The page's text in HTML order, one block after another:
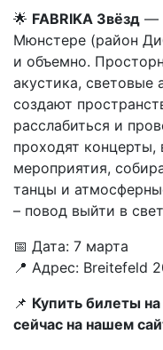
🌟 FABRIKA Звёзд —
Мюнстере (район
и объемно.
акустика, световые
создают
расслабиться и
проходят концерты,
мероприятия,
танцы и
– повод выйти в
📅 Дата: 7 марта
📍 Адрес: Breitefeld
📌 Купить билеты
сейчас на нашем